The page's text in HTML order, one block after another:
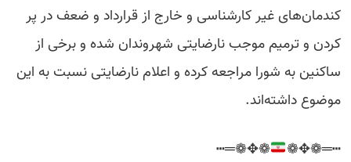
کندمان‌های غیر کارشناسی و خارج از قرارداد و ضعف در پر
کردن و ترمیم موجب نارضایتی شهروندان شده و برخی از
ساکنین به شورا مراجعه کرده و اعلام نارضایتی نسبت به این
موضوع داشته‌اند.
┅═❁✥❁
❁✥❁═┅